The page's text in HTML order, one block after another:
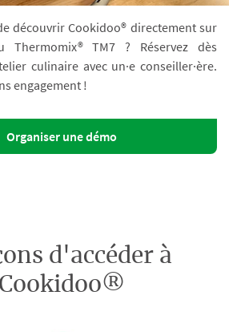
découvrir Cookidoo® directement sur
Thermomix® TM7 ? Réservez dès
culinaire avec un·e conseiller·ère.
engagement !
Organiser une démo
d'accéder à
Cookidoo®